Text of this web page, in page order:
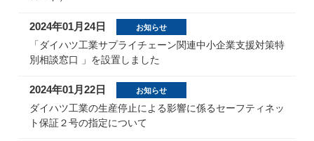
2024年01月24日 お知らせ
「ダイハツ工業サプライチェーン関連中小企業支援対策特
別相談窓口 」を設置しました
2024年01月22日 お知らせ
ダイハツ工業の生産停止による影響に係るセーフティネッ
ト保証２号の指定について